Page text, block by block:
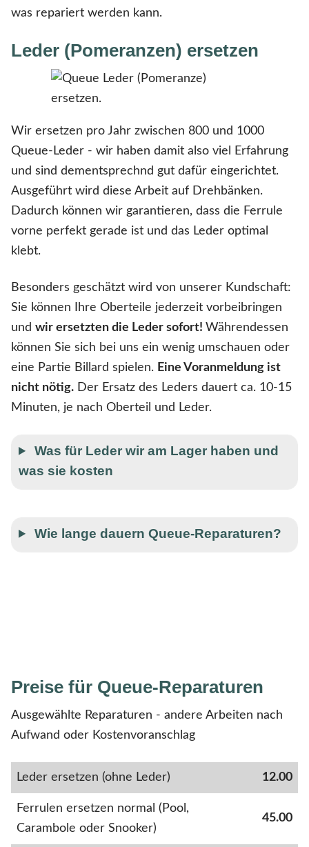
Preise für Queue-Reparaturen
Ausgewählte Reparaturen - andere Arbeiten nach
Aufwand oder Kostenvoranschlag
Leder ersetzen (ohne Leder) 12.00
Ferrulen ersetzen normal (Pool,
Carambole oder Snooker)
45.00
was repariert werden kann.
Leder (Pomeranzen) ersetzen
Wir ersetzen pro Jahr zwischen 800 und 1000
Queue-Leder - wir haben damit also viel Erfahrung
und sind dementsprechnd gut dafür eingerichtet.
Ausgeführt wird diese Arbeit auf Drehbänken.
Dadurch können wir garantieren, dass die Ferrule
vorne perfekt gerade ist und das Leder optimal
klebt.
Besonders geschätzt wird von unserer Kundschaft:
Sie können Ihre Oberteile jederzeit vorbeibringen
und wir ersetzten die Leder sofort! Währendessen
können Sie sich bei uns ein wenig umschauen oder
eine Partie Billard spielen. Eine Voranmeldung ist
nicht nötig. Der Ersatz des Leders dauert ca. 10-15
Minuten, je nach Oberteil und Leder.
Was für Leder wir am Lager haben und
was sie kosten
Wie lange dauern Queue-Reparaturen?